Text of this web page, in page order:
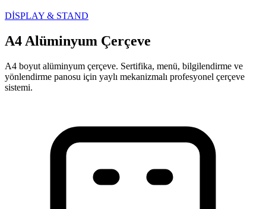
DİSPLAY & STAND
A4 Alüminyum Çerçeve
A4 boyut alüminyum çerçeve. Sertifika, menü, bilgilendirme ve
yönlendirme panosu için yaylı mekanizmalı profesyonel çerçeve
sistemi.